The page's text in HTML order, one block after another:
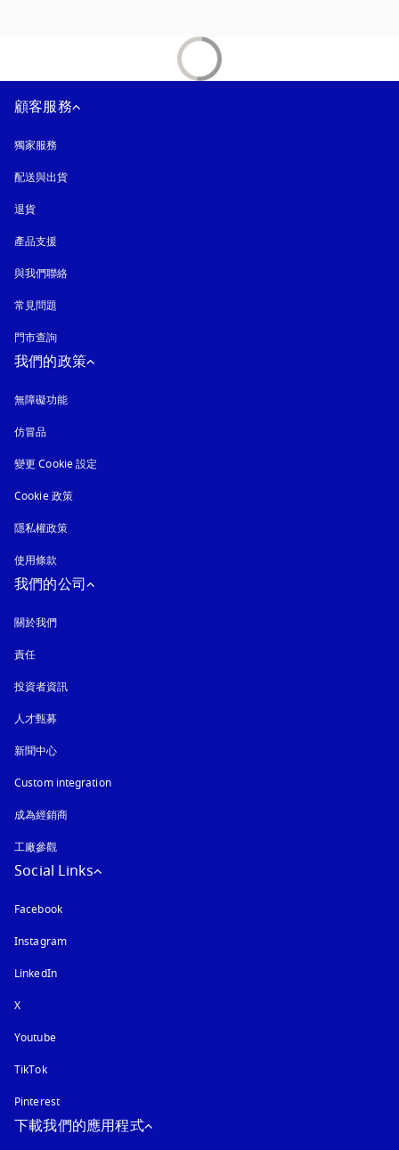
顧客服務
獨家服務
配送與出貨
退貨
產品支援
與我們聯絡
常見問題
門市查詢
我們的政策
無障礙功能
仿冒品
變更 Cookie 設定
Cookie 政策以新標籤頁開啟
隱私權政策
使用條款
我們的公司
關於我們
責任
投資者資訊
人才甄募
新聞中心
Custom integration
成為經銷商
工廠參觀
Social Links
Facebook
Instagram以新標籤頁開啟
LinkedIn
X
Youtube以新標籤頁開啟
TikTok
Pinterest
下載我們的應用程式